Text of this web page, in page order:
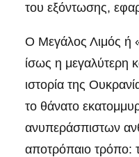
του εξόντωσης,
Ο Μεγάλος Λιμός
ίσως η μεγαλύτερη
ιστορία της
το θάνατο
ανυπεράσπιστων
αποτρόπαιο τρόπο: